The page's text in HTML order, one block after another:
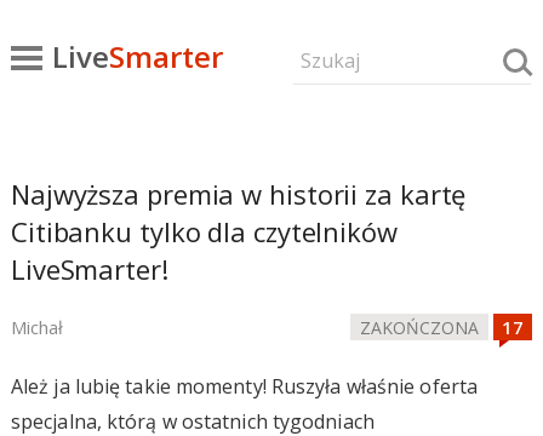
LiveSmarter
Najwyższa premia w historii za kartę
Citibanku tylko dla czytelników
LiveSmarter!
Michał ZAKOŃCZONA
Ależ ja lubię takie momenty! Ruszyła właśnie oferta
specjalna, którą w ostatnich tygodniach